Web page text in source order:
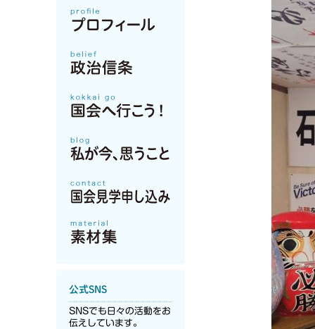
公式SNS
SNSでも日々の活動をお
伝えしています。